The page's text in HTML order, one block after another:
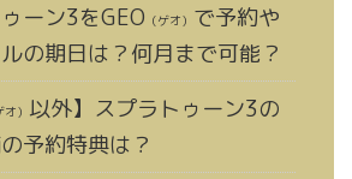
ーン3をGEO （ゲオ） で予約や
の期日は？何月まで可能？
オ） 以外】スプラトゥーン3の
予約特典は？